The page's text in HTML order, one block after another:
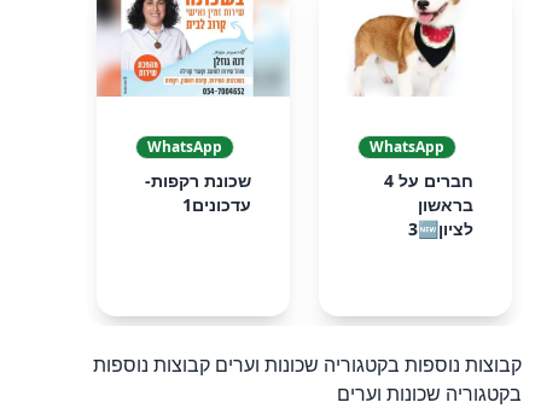
WhatsApp
חברים על 4
בראשון
לציון3🆕
WhatsApp
שכונת רקפות-
עדכונים1
קבוצות נוספות בקטגוריה שכונות וערים קבוצות נוספות
בקטגוריה שכונות וערים